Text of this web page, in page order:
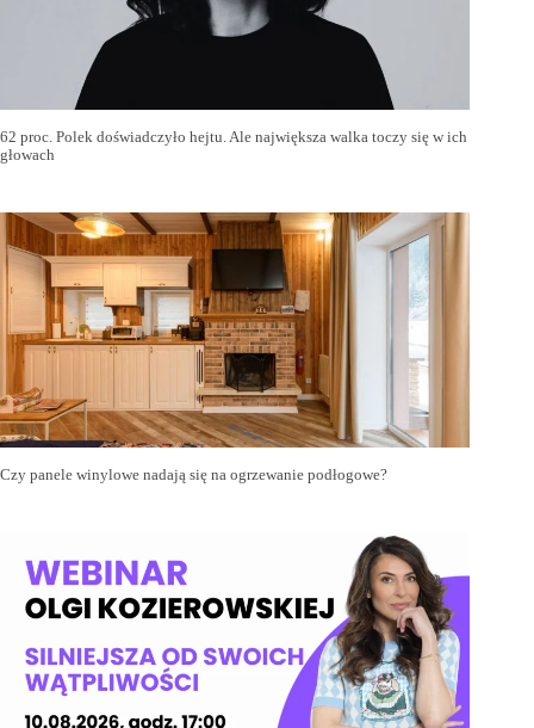
62 proc. Polek doświadczyło hejtu. Ale największa walka toczy się w ich
głowach
Czy panele winylowe nadają się na ogrzewanie podłogowe?